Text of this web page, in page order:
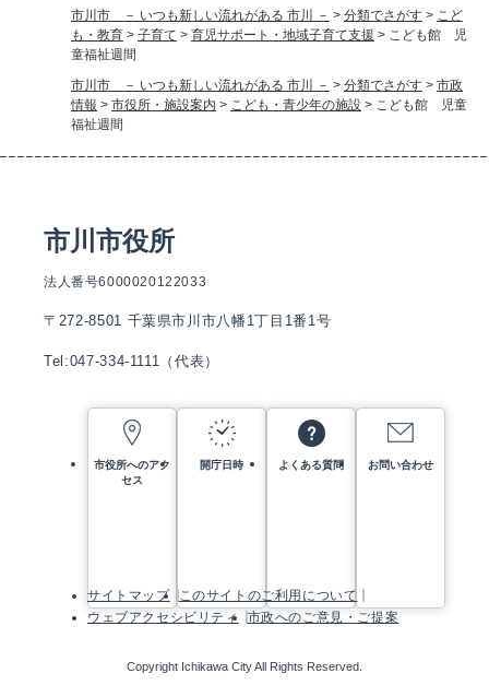
市川市 － いつも新しい流れがある 市川 － > 分類でさがす > こど
も・教育 > 子育て > 育児サポート・地域子育て支援 > こども館 児
童福祉週間
市川市 － いつも新しい流れがある 市川 － > 分類でさがす > 市政
情報 > 市役所・施設案内 > こども・青少年の施設 > こども館 児童
福祉週間
市川市役所
法人番号6000020122033
〒272-8501 千葉県市川市八幡1丁目1番1号
Tel:047-334-1111（代表）
市役所へのアク
セス
開庁日時 よくある質問 お問い合わせ
サイトマップ
このサイトのご利用について
ウェブアクセシビリティ
市政へのご意見・ご提案
Copyright Ichikawa City All Rights Reserved.